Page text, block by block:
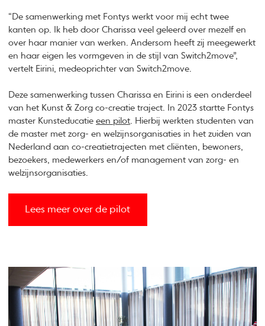
“De samenwerking met Fontys werkt voor mij echt twee
kanten op. Ik heb door Charissa veel geleerd over mezelf en
over haar manier van werken. Andersom heeft zij meegewerkt
en haar eigen les vormgeven in de stijl van Switch2move”,
vertelt Eirini, medeoprichter van Switch2move.
Deze samenwerking tussen Charissa en Eirini is een onderdeel
van het Kunst & Zorg co-creatie traject. In 2023 startte Fontys
master Kunsteducatieeen pilot. Hierbij werkten studenten van
de master met zorg- en welzijnsorganisaties in het zuiden van
Nederland aan co-creatietrajecten met cliënten, bewoners,
bezoekers, medewerkers en/of management van zorg- en
welzijnsorganisaties.
Lees meer over de pilot